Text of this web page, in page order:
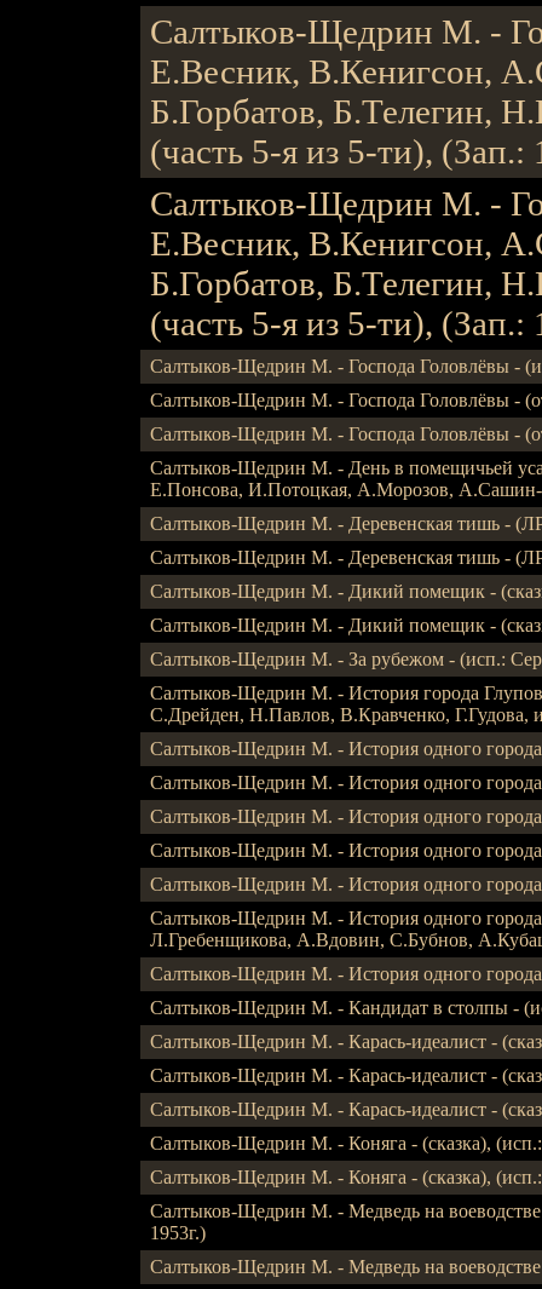
Салтыков-Щедрин М. -
Е.Весник, В.Кенигсон,
Б.Горбатов, Б.Телегин,
(часть 5-я из 5-ти), (Зап.:
Салтыков-Щедрин М. -
Е.Весник, В.Кенигсон,
Б.Горбатов, Б.Телегин,
(часть 5-я из 5-ти), (Зап.:
Салтыков-Щедрин М. - Господа Головлёвы -
Салтыков-Щедрин М. - Господа Головлёвы -
Салтыков-Щедрин М. - Господа Головлёвы -
Салтыков-Щедрин М. - День в помещичьей
Е.Понсова, И.Потоцкая, А.Морозов, А.Сашин-
Салтыков-Щедрин М. - Деревенская тишь -
Салтыков-Щедрин М. - Деревенская тишь -
Салтыков-Щедрин М. - Дикий помещик -
Салтыков-Щедрин М. - Дикий помещик -
Салтыков-Щедрин М. - За рубежом - (исп.:
Салтыков-Щедрин М. - История города
С.Дрейден, Н.Павлов, В.Кравченко, Г.Гудова,
Салтыков-Щедрин М. - История одного
Салтыков-Щедрин М. - История одного
Салтыков-Щедрин М. - История одного
Салтыков-Щедрин М. - История одного
Салтыков-Щедрин М. - История одного
Салтыков-Щедрин М. - История одного
Л.Гребенщикова, А.Вдовин, С.Бубнов,
Салтыков-Щедрин М. - История одного
Салтыков-Щедрин М. - Кандидат в столпы -
Салтыков-Щедрин М. - Карась-идеалист -
Салтыков-Щедрин М. - Карась-идеалист -
Салтыков-Щедрин М. - Карась-идеалист -
Салтыков-Щедрин М. - Коняга - (сказка),
Салтыков-Щедрин М. - Коняга - (сказка),
Салтыков-Щедрин М. - Медведь на
1953г.)
Салтыков-Щедрин М. - Медведь на